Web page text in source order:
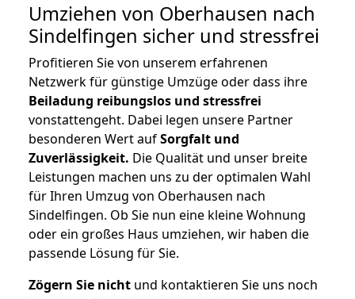
Umziehen von Oberhausen nach
Sindelfingen sicher und stressfrei
Profitieren Sie von unserem erfahrenen
Netzwerk für günstige Umzüge oder dass ihre
Beiladung reibungslos und stressfrei
vonstattengeht. Dabei legen unsere Partner
besonderen Wert aufSorgfalt und
Zuverlässigkeit. Die Qualität und unser breite
Leistungen machen uns zu der optimalen Wahl
für Ihren Umzug von Oberhausen nach
Sindelfingen. Ob Sie nun eine kleine Wohnung
oder ein großes Haus umziehen, wir haben die
passende Lösung für Sie.
Zögern Sie nicht und kontaktieren Sie uns noch